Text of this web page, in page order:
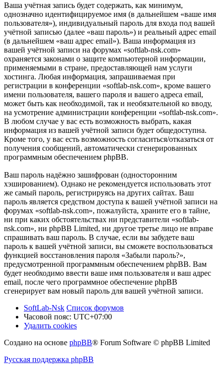
Ваша учётная запись будет содержать, как минимум,
однозначно идентифицируемое имя (в дальнейшем «ваше имя
пользователя»), индивидуальный пароль для входа под вашей
учётной записью (далее «ваш пароль») и реальный адрес email
(в дальнейшем «ваш адрес email»). Ваша информация из
вашей учётной записи на форумах «softlab-nsk.com»
охраняется законами о защите компьютерной информации,
применяемыми в стране, предоставляющей нам услуги
хостинга. Любая информация, запрашиваемая при
регистрации в конференции «softlab-nsk.com», кроме вашего
имени пользователя, вашего пароля и вашего адреса email,
может быть как необходимой, так и необязательной ко вводу,
на усмотрение администрации конференции «softlab-nsk.com».
В любом случае у вас есть возможность выбрать, какая
информация из вашей учётной записи будет общедоступна.
Кроме того, у вас есть возможность согласиться/отказаться от
получения сообщений, автоматически сгенерированных
программным обеспечением phpBB.
Ваш пароль надёжно зашифрован (односторонним
хэшированием). Однако не рекомендуется использовать этот
же самый пароль, регистрируясь на других сайтах. Ваш
пароль является средством доступа к вашей учётной записи на
форумах «softlab-nsk.com», пожалуйста, храните его в тайне,
ни при каких обстоятельствах ни представители «softlab-
nsk.com», ни phpBB Limited, ни другое третье лицо не вправе
спрашивать ваш пароль. В случае, если вы забудете ваш
пароль к вашей учётной записи, вы сможете воспользоваться
функцией восстановления пароля «Забыли пароль?»,
предусмотренной программным обеспечением phpBB. Вам
будет необходимо ввести ваше имя пользователя и ваш адрес
email, после чего программное обеспечение phpBB
сгенерирует вам новый пароль для вашей учётной записи.
SoftLab-Nsk Список форумов
Часовой пояс: UTC+07:00
Удалить cookies
Создано на основе phpBB® Forum Software © phpBB Limited
Русская поддержка phpBB